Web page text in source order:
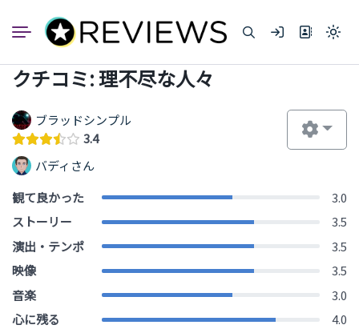
ン
Light
dark)
クチコミ: 理不尽な人々
ブラッドシンプル
3.4
バディさん
観て良かった
3.0
ストーリー
3.5
演出・テンポ
3.5
映像
3.5
音楽
3.0
心に残る
4.0